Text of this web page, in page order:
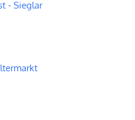
- Sieglar